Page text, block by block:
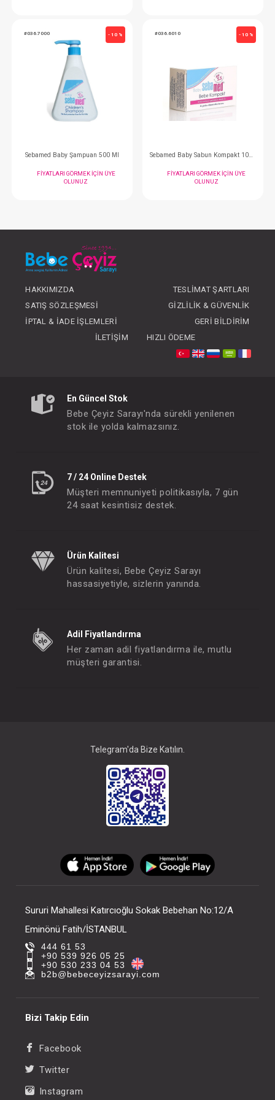
FIYATLARI GÖRMEK IÇIN ÜYE
OLUNUZ
#036.7000
Sebamed Baby Şampuan 500 Ml
FIYATLARI GÖRMEK IÇIN ÜYE
#036.6010
FIYATLARI
HAKKIMIZDA
TESLIMAT ŞARTLARI
SATIŞ SÖZLEŞMESI
GIZLILIK & GÜVENLIK
İPTAL & İADE İŞLEMLERI
GERI BILDIRIM
İLETIŞIM
HIZLI ÖDEME
En Güncel Stok
Bebe Çeyiz Sarayı'nda sürekli yenilenen
stok ile yolda kalmazsınız.
7 / 24 Online Destek
Müşteri memnuniyeti politikasıyla, 7 gün
24 saat kesintisiz destek.
Ürün Kalitesi
Ürün kalitesi, Bebe Çeyiz Sarayı
hassasiyetiyle, sizlerin yanında.
Adil Fiyatlandırma
Her zaman adil fiyatlandırma ile, mutlu
müşteri garantisi.
Telegram'da Bize Katılın.
Sururi Mahallesi Katırcıoğlu Sokak Bebehan No:12/A
Eminönü Fatih/İSTANBUL
444 61 53
+90 539 926 05 25
+90 530 233 04 53
b2b@bebeceyizsarayi.com
Bizi Takip Edin
Facebook
Twitter
Instagram